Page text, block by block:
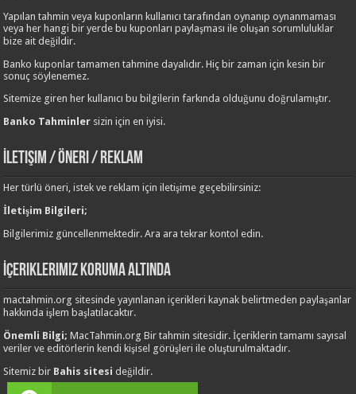
Yapılan tahmin veya kuponların kullanıcı tarafından oynanıp oynanmaması
veya her hangi bir yerde bu kuponları paylaşması ile oluşan sorumluluklar
bize ait değildir.
Banko kuponlar tamamen tahmine dayalıdır. Hiç bir zaman için kesin bir
sonuç söylenemez.
Sitemize giren her kullanıcı bu bilgilerin farkında olduğunu doğrulamıştır.
Banko Tahminler sizin için en iyisi.
İletişim / Öneri / Reklam
Her türlü öneri, istek ve reklam için iletişime geçebilirsiniz:
İletişim Bilgileri;
Bilgilerimiz güncellenmektedir. Ara ara tekrar kontol edin.
İçeriklerimiz Koruma Altında
mactahmin.org sitesinde yayınlanan içerikleri kaynak belirtmeden paylaşanlar
hakkında işlem başlatılacaktır.
Önemli Bilgi;MacTahmin.org Bir tahmin sitesidir. İçeriklerin tamamı sayısal
veriler ve editörlerin kendi kişisel görüşleri ile oluşturulmaktadır.
Sitemiz bir Bahis sitesi değildir.